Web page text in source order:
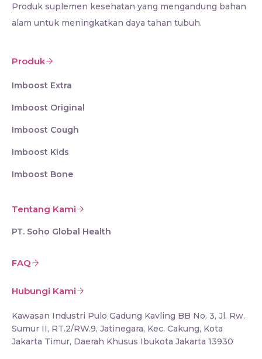
Produk suplemen kesehatan yang mengandung bahan
alam untuk meningkatkan daya tahan tubuh.
Produk
Imboost Extra
Imboost Original
Imboost Cough
Imboost Kids
Imboost Bone
Tentang Kami
PT. Soho Global Health
FAQ
Hubungi Kami
Kawasan Industri Pulo Gadung Kavling BB No. 3, Jl. Rw.
Sumur II, RT.2/RW.9, Jatinegara, Kec. Cakung, Kota
Jakarta Timur, Daerah Khusus Ibukota Jakarta 13930